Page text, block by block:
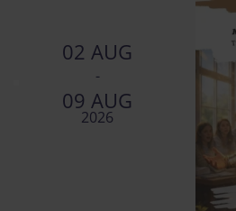
02 AUG
-
09 AUG
2026